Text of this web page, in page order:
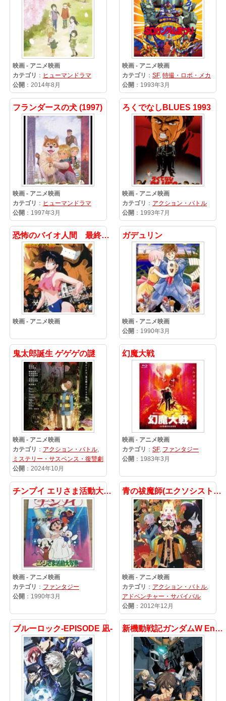
映画 - アニメ映画
カテゴリ ： ヒューマンドラマ
公開 ：2014年8月
映画 - アニメ映画
カテゴリ ： SF, 特撮・ロボ・メカ
公開 ：1993年3月
フランダースの犬 (1997)
映画 - アニメ映画
カテゴリ ： ヒューマンドラマ
公開 ：1997年3月
ろくでなしBLUES 1993
映画 - アニメ映画
カテゴリ ： アクション・バトル
公開 ：1993年7月
恐怖のバイオ人間 最終教師
映画 - アニメ映画
ガデュリン
映画 - アニメ映画
公開 ：1990年3月
鬼太郎誕生 ゲゲゲの謎
映画 - アニメ映画
カテゴリ ： アクション・バトル,
ミステリー・サスペンス・復讐劇
公開 ：2024年10月
幻魔大戦
映画 - アニメ映画
カテゴリ ： SF, ファンタジー
公開 ：1983年3月
チンプイ エリさま活動大写真
映画 - アニメ映画
カテゴリ ： ファンタジー
公開 ：1990年3月
青の祓魔師(エクソシスト) 劇場版
映画 - アニメ映画
カテゴリ ： アクション・バトル,
アドベンチャー・サバイバル
公開 ：2012年12月
ブルーロック-EPISODE 凪- 新機動戦記ガンダムW Endless Waltz